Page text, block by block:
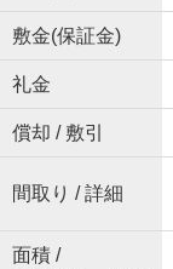
敷金(保証金)
礼金
償却 / 敷引
間取り / 詳細
面積 /